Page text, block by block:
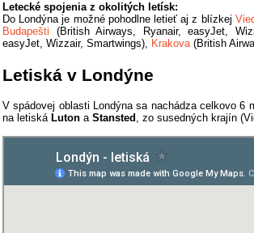
Letecké spojenia z okolitých letísk:
Do Londýna je možné pohodlne letieť aj z blízkej
Budapešti (British Airways, Ryanair, easyJet,
easyJet, Wizzair, Smartwings), Krakova(British
Letiská v Londýne
V spádovej oblasti Londýna sa nachádza celkovo 6
na letiská Luton a Stansted , zo susedných krajín